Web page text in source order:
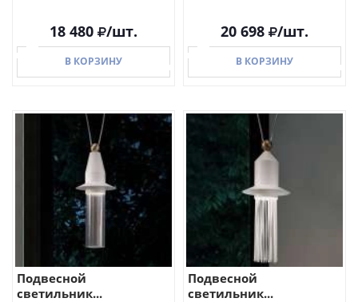
18 480 /шт.
В КОРЗИНУ
В КОРЗИНУ
20 698 /шт.
В КОРЗИНУ
В КОРЗИНУ
Подвесной
светильник...
Подвесной
светильник...